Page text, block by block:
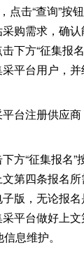
点击“查询”按
购需求，确认
下方“征集报
平台用户，并
平台注册供应商
方“征集报名
第四条报名
版，无论报
平台做好上文
息维护。